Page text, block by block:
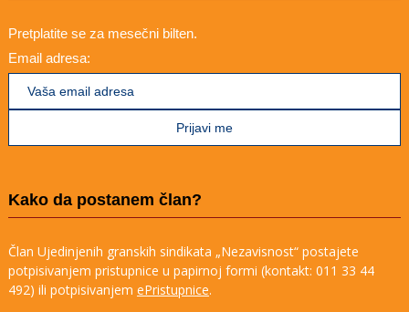
Pretplatite se za mesečni bilten.
Email adresa:
Kako da postanem član?
Član Ujedinjenih granskih sindikata „Nezavisnost“ postajete
potpisivanjem pristupnice u papirnoj formi (kontakt: 011 33 44
492) ili potpisivanjem ePristupnice.